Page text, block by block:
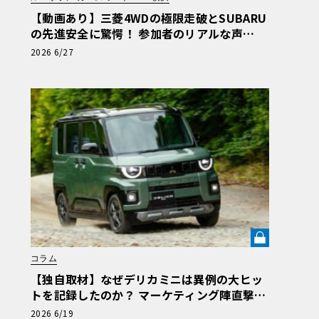
【動画あり】三菱4WDの極限走破とSUBARU
の先進安全に驚愕！ 参加者のリアルな声
【ル・ボラン カーズミート2026横浜】
2026 6/27
コラム
【独自取材】なぜデリカミニは異例の大ヒッ
トを記録したのか？ マーケティング陣直撃と
試乗で紐解く「デリ丸。」誕生の軌跡【自動
2026 6/19